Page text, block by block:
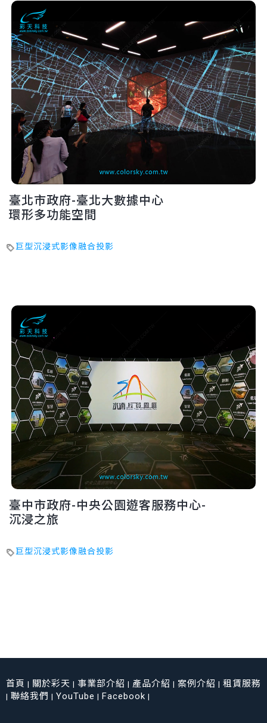
臺北市政府-臺北大數據中心
環形多功能空間
巨型沉浸式影像融合投影
臺中市政府-中央公園遊客服務中心-
沉浸之旅
巨型沉浸式影像融合投影
首頁 | 關於彩天 | 事業部介紹 | 產品介紹 | 案例介紹 | 租賃服務
| 聯絡我們 | YouTube | Facebook |